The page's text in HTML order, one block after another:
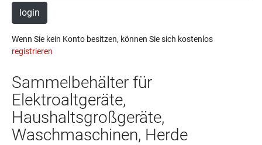
login
Wenn Sie kein Konto besitzen, können Sie sich kostenlos
registrieren
Sammelbehälter für
Elektroaltgeräte,
Haushaltsgroßgeräte,
Waschmaschinen, Herde